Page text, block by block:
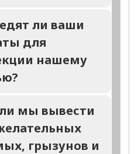
ни к чему не обязыват,
ли ваши
для
нашему
мы вывести
грызунов и